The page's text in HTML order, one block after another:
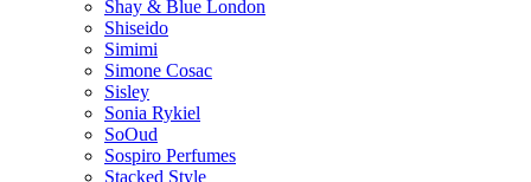
Shay & Blue London
Shiseido
Simimi
Simone Cosac
Sisley
Sonia Rykiel
SoOud
Sospiro Perfumes
Stacked Style